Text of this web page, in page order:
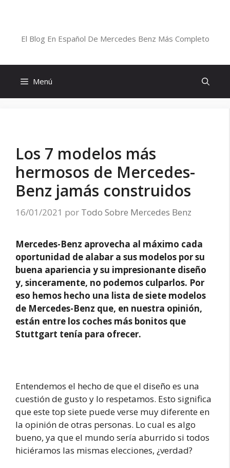
El Blog En Español De Mercedes Benz Más Completo
Menú
Los 7 modelos más
hermosos de Mercedes-
Benz jamás construidos
16/01/2021 por Todo Sobre Mercedes Benz
Mercedes-Benz aprovecha al máximo cada
oportunidad de alabar a sus modelos por su
buena apariencia y su impresionante diseño
y, sinceramente, no podemos culparlos. Por
eso hemos hecho una lista de siete modelos
de Mercedes-Benz que, en nuestra opinión,
están entre los coches más bonitos que
Stuttgart tenía para ofrecer.
Entendemos el hecho de que el diseño es una
cuestión de gusto y lo respetamos. Esto significa
que este top siete puede verse muy diferente en
la opinión de otras personas. Lo cual es algo
bueno, ya que el mundo sería aburrido si todos
hiciéramos las mismas elecciones, ¿verdad?